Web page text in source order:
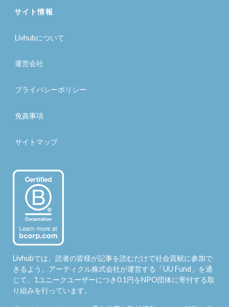
サイト情報
Livhubについて
運営会社
プライバシーポリシー
免責事項
サイトマップ
Livhubでは、読者の皆様が記事を読むだけで社会貢献に参加で
きるよう、アーティクル株式会社が運営する「UU Fund 」を通
じて、1ユニークユーザーにつき0.1円をNPO団体に寄付する取
り組みを行っています。